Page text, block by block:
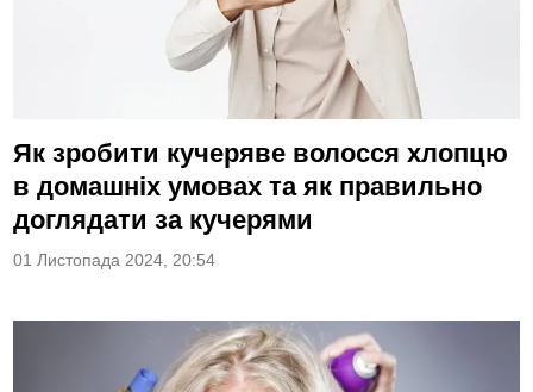
Як зробити кучеряве волосся хлопцю
в домашніх умовах та як правильно
доглядати за кучерями
01 Листопада 2024, 20:54